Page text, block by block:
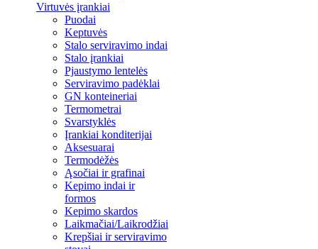
Virtuvės įrankiai
Puodai
Keptuvės
Stalo serviravimo indai
Stalo įrankiai
Pjaustymo lentelės
Serviravimo padėklai
GN konteineriai
Termometrai
Svarstyklės
Įrankiai konditerijai
Aksesuarai
Termodėžės
Ąsočiai ir grafinai
Kepimo indai ir
formos
Kepimo skardos
Laikmačiai/Laikrodžiai
Krepšiai ir serviravimo